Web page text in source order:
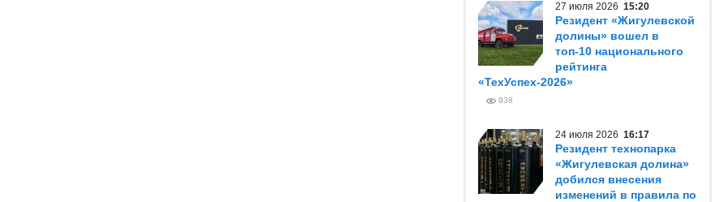
27 июля 2026 15:20
Резидент «Жигулевской
долины» вошел в
топ-10 национального
рейтинга
«ТехУспех-2026»
938
24 июля 2026 16:17
Резидент технопарка
«Жигулевская долина»
добился внесения
изменений в правила по